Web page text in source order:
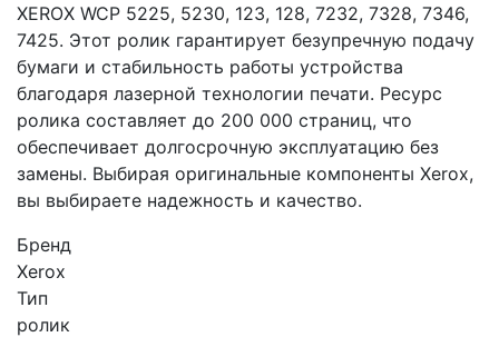
XEROX WCP 5225, 5230, 123, 128, 7232, 7328, 7346,
7425. Этот ролик гарантирует безупречную подачу
бумаги и стабильность работы устройства
благодаря лазерной технологии печати. Ресурс
ролика составляет до 200 000 страниц, что
обеспечивает долгосрочную эксплуатацию без
замены. Выбирая оригинальные компоненты Xerox,
вы выбираете надежность и качество.
Бренд
Xerox
Тип
ролик